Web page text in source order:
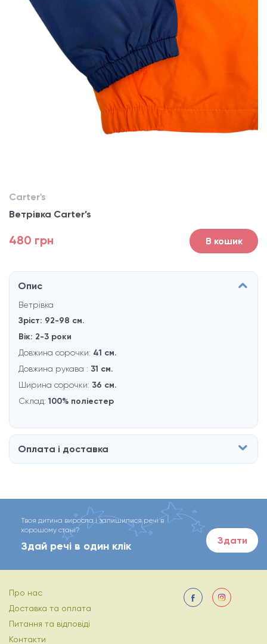
Carter's
Ветрівка Carter’s
480 грн В кошик
Опис
Ветрівка
Зріст: 92-98 см.
Вік: 2-3 роки
Довжина сорочки: 41 см.
Довжина рукава : 31 см.
Ширина сорочки: 36 см.
Склад:100% поліестер
Оплата і доставка
Твоя дитина виросла і залишилися речі в
хорошому стані?
Здай речі в один клік Здати
Про нас
Доставка та оплата
Питання та відповіді
Контакти